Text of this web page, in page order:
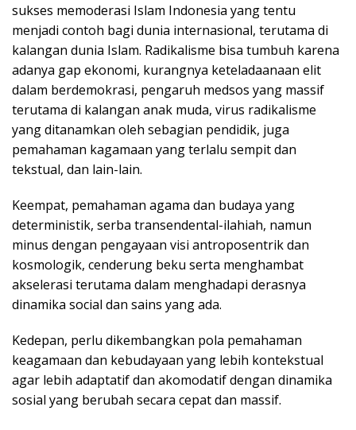
sukses memoderasi Islam Indonesia yang tentu
menjadi contoh bagi dunia internasional, terutama di
kalangan dunia Islam. Radikalisme bisa tumbuh karena
adanya gap ekonomi, kurangnya keteladaanaan elit
dalam berdemokrasi, pengaruh medsos yang massif
terutama di kalangan anak muda, virus radikalisme
yang ditanamkan oleh sebagian pendidik, juga
pemahaman kagamaan yang terlalu sempit dan
tekstual, dan lain-lain.
Keempat, pemahaman agama dan budaya yang
deterministik, serba transendental-ilahiah, namun
minus dengan pengayaan visi antroposentrik dan
kosmologik, cenderung beku serta menghambat
akselerasi terutama dalam menghadapi derasnya
dinamika social dan sains yang ada.
Kedepan, perlu dikembangkan pola pemahaman
keagamaan dan kebudayaan yang lebih kontekstual
agar lebih adaptatif dan akomodatif dengan dinamika
sosial yang berubah secara cepat dan massif.